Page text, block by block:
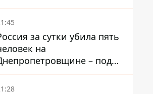
он возглавил народное
за сутки убила пять
на
– под
оказались пять
области